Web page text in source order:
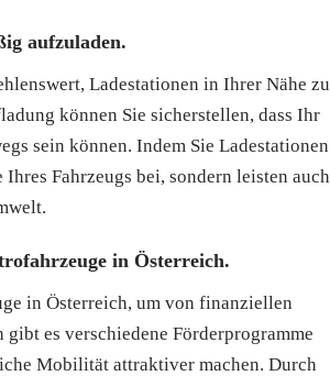
aufzuladen.
Ladestationen in Ihrer Nähe zu
können Sie sicherstellen, dass Ihr
sein können. Indem Sie Ladestationen
Fahrzeugs bei, sondern leisten auch
in Österreich.
in Österreich, um von finanziellen
es verschiedene Förderprogramme
Mobilität attraktiver machen. Durch